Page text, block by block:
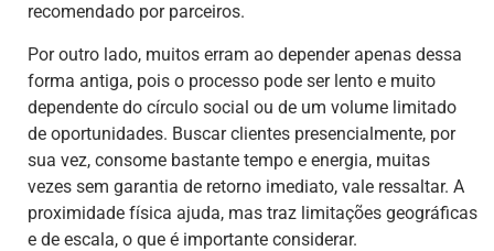
recomendado por parceiros.
Por outro lado, muitos erram ao depender apenas dessa
forma antiga, pois o processo pode ser lento e muito
dependente do círculo social ou de um volume limitado
de oportunidades. Buscar clientes presencialmente, por
sua vez, consome bastante tempo e energia, muitas
vezes sem garantia de retorno imediato, vale ressaltar. A
proximidade física ajuda, mas traz limitações geográficas
e de escala, o que é importante considerar.